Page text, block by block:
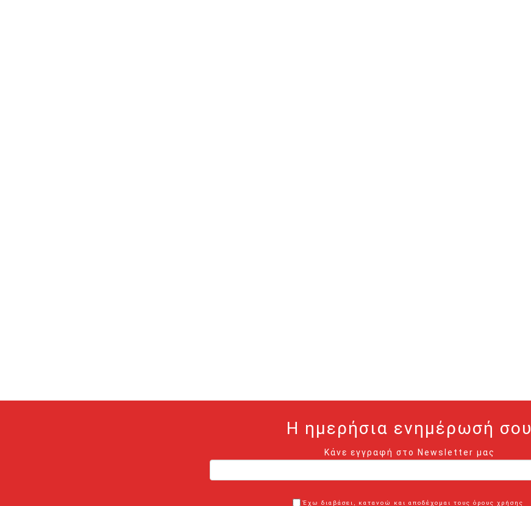
Η ημερήσια ενημέρωσή σου
Κάνε εγγραφή στο Newsletter μας
Έχω διαβάσει, κατανοώ και αποδέχομαι τους όρους χρήσης